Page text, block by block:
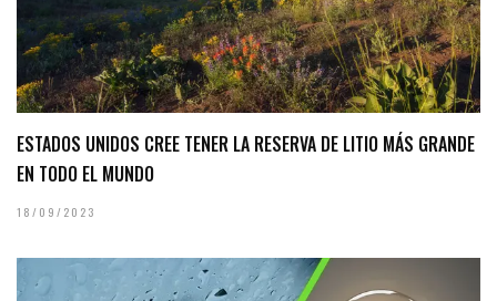
ESTADOS UNIDOS CREE TENER LA RESERVA DE LITIO MÁS GRANDE
EN TODO EL MUNDO
18/09/2023